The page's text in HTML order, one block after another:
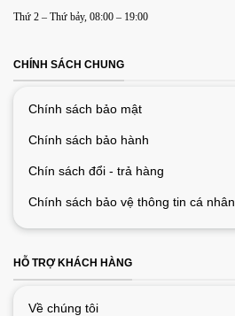
cho lần bình luận kế tiếp của tôi.
Thứ 2 – Thứ bảy, 08:00 – 19:00
CHÍNH SÁCH CHUNG
Chính sách bảo mật
Chính sách bảo hành
Chín sách đổi - trả hàng
Chính sách bảo vệ thông tin cá nhân
HỖ TRỢ KHÁCH HÀNG
Về chúng tôi